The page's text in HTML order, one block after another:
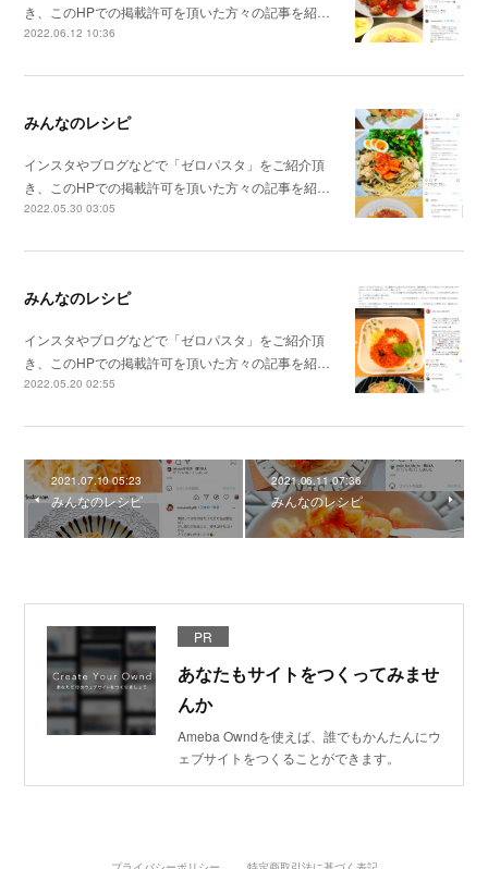
き、このHPでの掲載許可を頂いた方々の記事を紹…
2022.06.12 10:36
みんなのレシピ
インスタやブログなどで「ゼロパスタ」をご紹介頂
き、このHPでの掲載許可を頂いた方々の記事を紹…
2022.05.30 03:05
みんなのレシピ
インスタやブログなどで「ゼロパスタ」をご紹介頂
き、このHPでの掲載許可を頂いた方々の記事を紹…
2022.05.20 02:55
2021.07.10 05:23
みんなのレシピ
2021.06.11 07:36
みんなのレシピ
PR
あなたもサイトをつくってみませ
んか
Ameba Owndを使えば、誰でもかんたんにウ
ェブサイトをつくることができます。